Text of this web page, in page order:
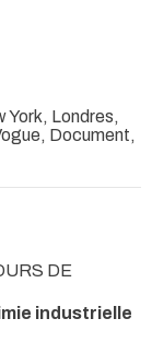
York, Londres,
Document,
DE
industrielle